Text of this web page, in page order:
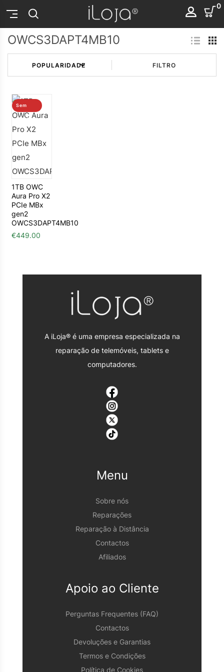
0
OWCS3DAPT4MB10
FILTRO
Sem
stock
1TB OWC
Aura Pro X2
PCIe MBx
gen2
OWCS3DAPT4MB10
€449.00
A iLoja® é uma empresa especializada na
reparação de telemóveis, tablets e
computadores.
Menu
Sobre nós
Reparações
Reparação à Distância
Contactos
Afiliados
Apoio ao Cliente
Perguntas Frequentes (FAQ)
Contactos
Devoluções e Garantias
Termos e Condições
Política de Cookies